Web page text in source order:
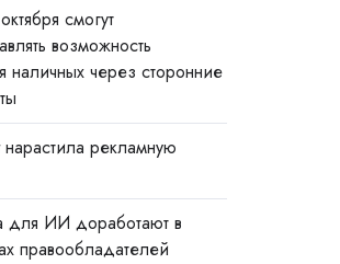
смогут
возможность
наличных через сторонние
нарастила рекламную
для ИИ доработают в
правообладателей